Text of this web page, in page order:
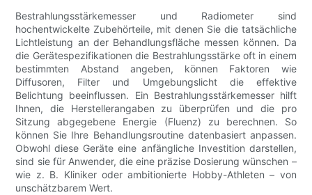
Bestrahlungsstärkemesser und Radiometer sind
hochentwickelte Zubehörteile, mit denen Sie die tatsächliche
Lichtleistung an der Behandlungsfläche messen können. Da
die Gerätespezifikationen die Bestrahlungsstärke oft in einem
bestimmten Abstand angeben, können Faktoren wie
Diffusoren, Filter und Umgebungslicht die effektive
Belichtung beeinflussen. Ein Bestrahlungsstärkemesser hilft
Ihnen, die Herstellerangaben zu überprüfen und die pro
Sitzung abgegebene Energie (Fluenz) zu berechnen. So
können Sie Ihre Behandlungsroutine datenbasiert anpassen.
Obwohl diese Geräte eine anfängliche Investition darstellen,
sind sie für Anwender, die eine präzise Dosierung wünschen –
wie z. B. Kliniker oder ambitionierte Hobby-Athleten – von
unschätzbarem Wert.